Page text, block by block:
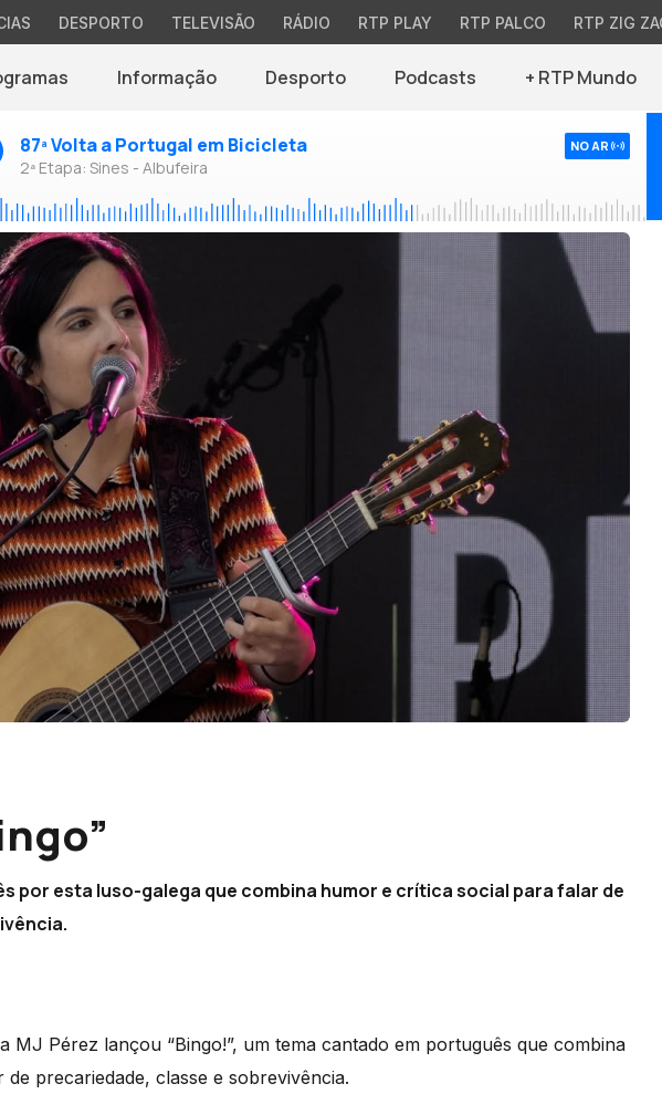
DESPORTO TELEVISÃO RÁDIO RTP PLAY RTP PALCO RTP ZIG
Informação Desporto Podcasts + RTP Mundo
87ª Volta a Portugal em Bicicleta
2ª Etapa: Sines - Albufeira
NO AR
por esta luso-galega que combina humor e crítica social para falar de
MJ Pérez lançou “Bingo!”, um tema cantado em português que combina
precariedade, classe e sobrevivência.